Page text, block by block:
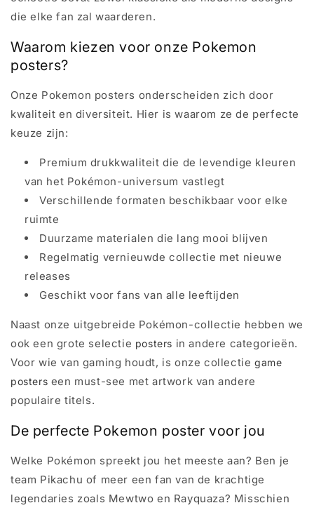
die elke fan zal waarderen.
Waarom kiezen voor onze Pokemon
posters?
Onze Pokemon posters onderscheiden zich door
kwaliteit en diversiteit. Hier is waarom ze de perfecte
keuze zijn:
Premium drukkwaliteit die de levendige kleuren
van het Pokémon-universum vastlegt
Verschillende formaten beschikbaar voor elke
ruimte
Duurzame materialen die lang mooi blijven
Regelmatig vernieuwde collectie met nieuwe
releases
Geschikt voor fans van alle leeftijden
Naast onze uitgebreide Pokémon-collectie hebben we
ook een grote selectie posters in andere categorieën.
Voor wie van gaming houdt, is onze collectiegame
posters een must-see met artwork van andere
populaire titels.
De perfecte Pokemon poster voor jou
Welke Pokémon spreekt jou het meeste aan? Ben je
team Pikachu of meer een fan van de krachtige
legendaries zoals Mewtwo en Rayquaza? Misschien